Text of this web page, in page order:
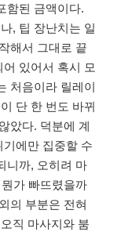
함된 금액이다.
, 팁 장난치는 일
해서 그대로 끝
있어서 혹시 모
처음이라 릴레이
단 한 번도 바뀌
았다. 덕분에 계
에만 집중할 수
니까, 오히려 마
가 빠뜨렸을까
의 부분은 전혀
직 마사지와 붐